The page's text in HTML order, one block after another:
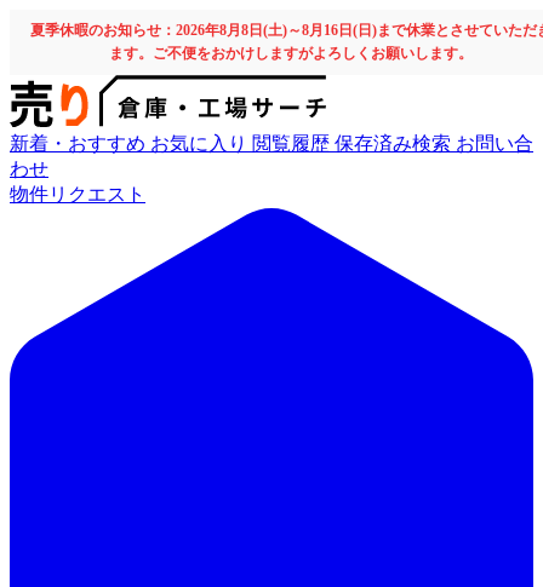
夏季休暇のお知らせ：2026年8月8日(土)～8月16日(日)まで休業とさせていただ
ます。ご不便をおかけしますがよろしくお願いします。
新着・おすすめ お気に入り 閲覧履歴 保存済み検索 お問い合
わせ
物件リクエスト